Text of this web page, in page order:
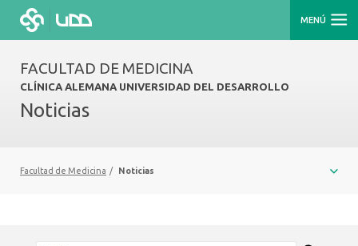
MENÚ
FACULTAD DE MEDICINA
CLÍNICA ALEMANA UNIVERSIDAD DEL DESARROLLO
Noticias
Facultad de Medicina / Noticias